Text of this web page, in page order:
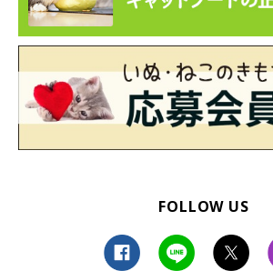
こまめなブラッシングや、月1～2回のシャ
でも、アレルゲンを減らすことが可能です
猫の場合は、濡れたタオルや市販のシャン
だけでも、毛に付いたアレルゲンを拭き取
手入れの際は、マスクをするなどの対策も
筆者も複数の猫と暮らしています。以前か
ました。頭数が増えることによって、アレ
FOLLOW US